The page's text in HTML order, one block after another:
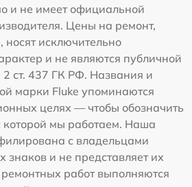
и не имеет официальной
Цены на ремонт,
носят исключительно
и не являются публичной
2 ст. 437 ГК РФ. Названия и
марки Fluke упоминаются
целях — чтобы обозначить
которой мы работаем. Наша
с владельцами
знаков и не представляет их
работ выполняются